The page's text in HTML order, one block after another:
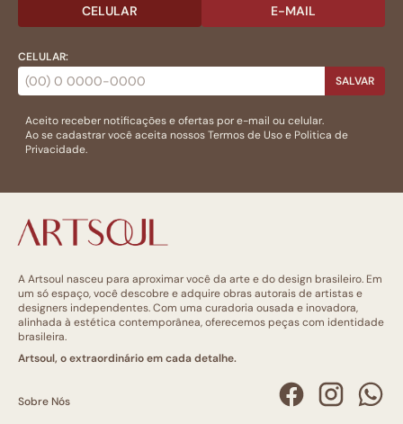
CELULAR E-MAIL
CELULAR:
SALVAR
Aceito receber notificações e ofertas por e-mail ou celular.
Ao se cadastrar você aceita nossosTermos de Usoe Politica de
Privacidade.
A Artsoul nasceu para aproximar você da arte e do design brasileiro. Em
um só espaço, você descobre e adquire obras autorais de artistas e
designers independentes. Com uma curadoria ousada e inovadora,
alinhada à estética contemporânea, oferecemos peças com identidade
brasileira.
Artsoul, o extraordinário em cada detalhe.
Sobre Nós